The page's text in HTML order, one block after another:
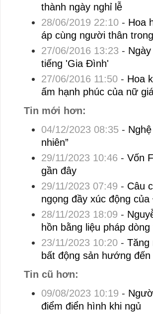
thành ngày nghỉ lễ
28/06/2019 22:10- Hoa
áp cùng người thân
27/06/2016 13:23 -
tiếng 'Gia Đình'
27/06/2016 11:50- Hoa
ấm hạnh phúc của nữ
Tin mới hơn:
04/12/2023 08:35-
nhiên”
29/11/2023 10:46 - Vốn
gần đây
29/11/2023 07:49 - Câu
ngọng đầy xúc động
28/11/2023 18:09 -
hồn bằng liệu pháp
23/11/2023 10:20- Tăng
bất động sản hướng
Tin cũ hơn:
09/08/2023 10:19 -
điểm điển hình khi ngủ